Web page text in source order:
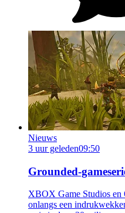
Nieuws
3 uur geleden09:50
Grounded-
XBOX Game Studios en
onlangs een